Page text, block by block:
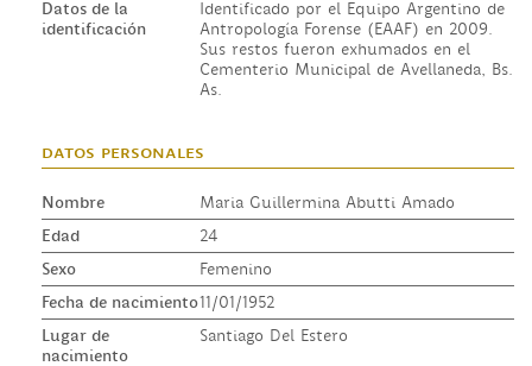
Datos de la
identificación
Identificado por el Equipo Argentino de
Antropología Forense (EAAF) en 2009.
Sus restos fueron exhumados en el
Cementerio Municipal de Avellaneda, Bs.
As.
datos personales
Nombre
Maria Guillermina Abutti Amado
Edad
24
Sexo
Femenino
Fecha de nacimiento11/01/1952
Lugar de
nacimiento
Santiago Del Estero